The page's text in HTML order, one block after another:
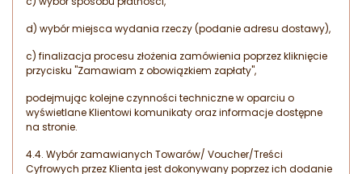
d) wybór miejsca wydania rzeczy (podanie adresu dostawy),
c) finalizacja procesu złożenia zamówienia poprzez kliknięcie
przycisku "Zamawiam z obowiązkiem zapłaty",
podejmując kolejne czynności techniczne w oparciu o
wyświetlane Klientowi komunikaty oraz informacje dostępne
na stronie.
4.4. Wybór zamawianych Towarów/ Voucher/Treści
Cyfrowych przez Klienta jest dokonywany poprzez ich dodanie